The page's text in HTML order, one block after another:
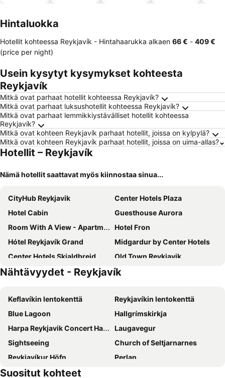
Hintaluokka
Hotellit kohteessa Reykjavík - Hintahaarukka alkaen ‎66 € - ‎409 €
(price per night)
Usein kysytyt kysymykset kohteesta
Reykjavík
Mitkä ovat parhaat hotellit kohteessa Reykjavík?
Mitkä ovat parhaat luksushotellit kohteessa Reykjavík?
Mitkä ovat parhaat lemmikkiystävälliset hotellit kohteessa
Reykjavík?
Mitkä ovat kohteen Reykjavík parhaat hotellit, joissa on kylpylä?
Mitkä ovat kohteen Reykjavík parhaat hotellit, joissa on uima-allas?
Hotellit – Reykjavík
Nämä hotellit saattavat myös kiinnostaa sinua...
CityHub Reykjavik
Center Hotels Plaza
Hotel Cabin
Guesthouse Aurora
Room With A View - Apartments
Hotel Fron
Hótel Reykjavík Grand
Midgardur by Center Hotels
Center Hotels Skjaldbreid
Old Town Reykjavik
Hotel Ísland – Spa & Wellness Hotel
Reykjavik Lights
Center Hotels Laugavegur
Grandi by Center Hotels
Center Hotels Arnarhvoll
Hotel Muli
ODDSSON Midtown Hotel
Alva Hotel Brautarholt
Hotel Viking
Center Hotels Klopp
Hotel Klettur
Hotel Holt - The Art Hotel
Hotel Odinsve
Nähtävyydet - Reykjavík
Keflavíkin lentokenttä
Reykjavíkin lentokenttä
Blue Lagoon
Hallgrímskirkja
Harpa Reykjavik Concert Hall and Conference Centre
Laugavegur
Sightseeing
Church of Seltjarnarnes
Reykjavíkur Höfn
Perlan
The Sun Voyager
Suositut kohteet